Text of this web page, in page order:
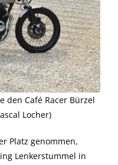
den Café Racer Bürzel
Locher)
Platz genommen,
Lenkerstummel in